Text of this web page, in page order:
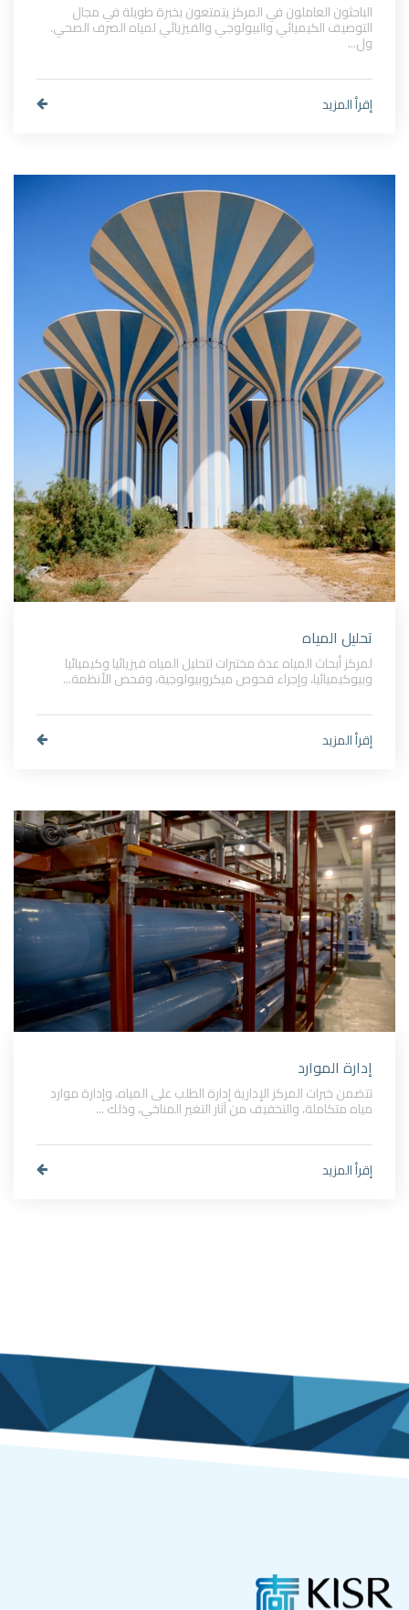
الباحثون العاملون في المركز يتمتعون بخبرة طويلة في مجال
التوصيف الكيميائي والبيولوجي والفيزيائي لمياه الصرف الصحي.
ول...
إقرأ المزيد
تحليل المياه
لمركز أبحاث المياه عدة مختبرات لتحليل المياه فيزيائيا وكيميائيا
وبيوكيميائيا، وإجراء فحوص ميكروبيولوجية، وفحص الأنظمة...
إقرأ المزيد
إدارة الموارد
تتضمن خبرات المركز الإدارية إدارة الطلب على المياه، وإدارة موارد
مياه متكاملة، والتخفيف من آثار التغير المناخي، وذلك ...
إقرأ المزيد